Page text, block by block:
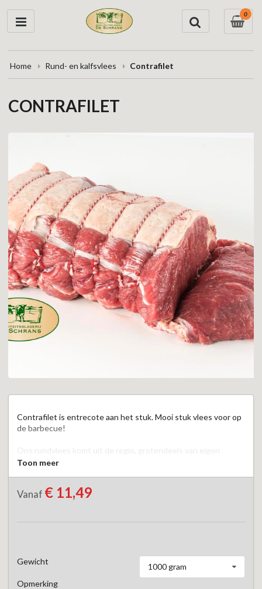
0
Home Rund- en kalfsvlees Contrafilet
CONTRAFILET
Contrafilet is entrecote aan het stuk. Mooi stuk vlees voor op
de barbecue!
Ons rundvlees komt uit de regio, grotendeels van eigen
boerderij.
Toon meer
Vanaf € 11,49
Gewicht
1000 gram
Opmerking